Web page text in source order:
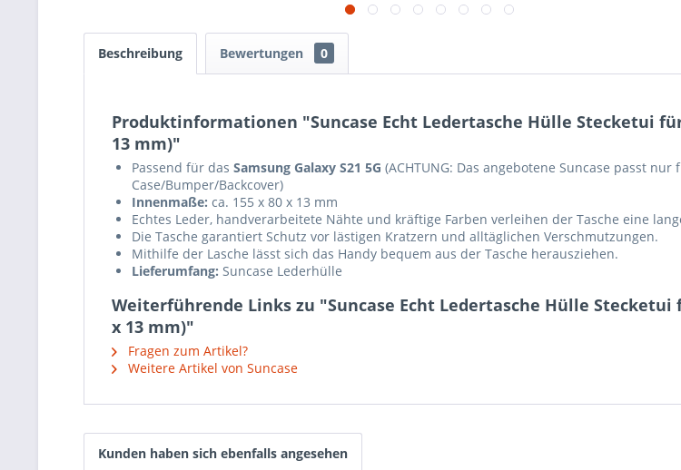
Beschreibung Bewertungen 0
Produktinformationen "Suncase Echt Ledertasche Hülle Stecketui für
13 mm)"
Passend für das Samsung Galaxy S21 5G (ACHTUNG: Das angebotene Suncase passt
Case/Bumper/Backcover)
Innenmaße: ca. 155 x 80 x 13 mm
Echtes Leder, handverarbeitete Nähte und kräftige Farben verleihen der Tasche eine
Die Tasche garantiert Schutz vor lästigen Kratzern und alltäglichen Verschmutzungen.
Mithilfe der Lasche lässt sich das Handy bequem aus der Tasche herausziehen.
Lieferumfang: Suncase Lederhülle
Weiterführende Links zu "Suncase Echt Ledertasche Hülle Stecketui
x 13 mm)"
Fragen zum Artikel?
Weitere Artikel von Suncase
Kunden haben sich ebenfalls angesehen